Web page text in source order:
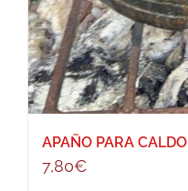
APAÑO PARA CALDO
7,80€